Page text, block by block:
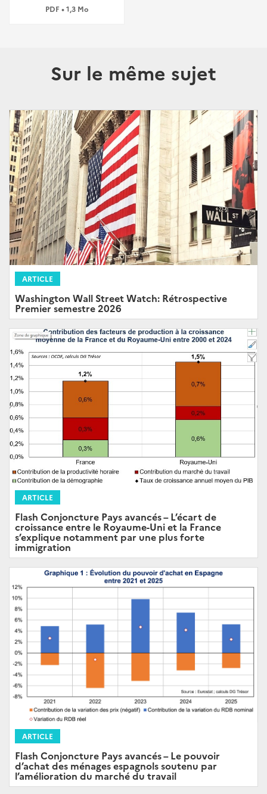
PDF • 1,3 Mo
Sur le même sujet
ARTICLE
Washington Wall Street Watch: Rétrospective
Premier semestre 2026
ARTICLE
Flash Conjoncture Pays avancés – L’écart de
croissance entre le Royaume-Uni et la France
s’explique notamment par une plus forte
immigration
ARTICLE
Flash Conjoncture Pays avancés – Le pouvoir
d’achat des ménages espagnols soutenu par
l’amélioration du marché du travail